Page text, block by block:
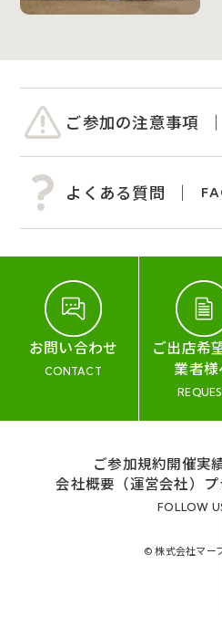
ご参加の注意事項
よくある質問
お問い合わせ
CONTACT
ご出店希
業者様
ご参加規約開催実
会社概要（運営会社）
FOLLOW
© 株式会社マー